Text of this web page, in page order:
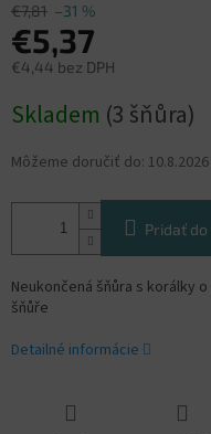
€7,81 –31 %
€5,37
€4,44 bez DPH
cena:
Skladem (3 šňůra)
Môžeme doručiť do: 10.8.2026
Pridať do
Neukončená šňůra s korálky
šňůře
Detailné informácie